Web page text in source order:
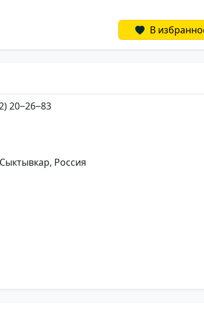
В
20‒26‒83
Россия